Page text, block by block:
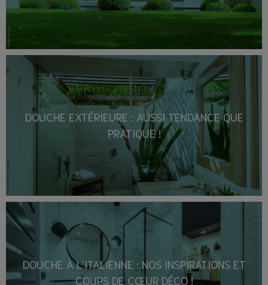
DOUCHE EXTÉRIEURE : AUSSI TENDANCE QUE
PRATIQUE !
DOUCHE À L'ITALIENNE : NOS INSPIRATIONS ET
COUPS DE CŒUR DÉCO !